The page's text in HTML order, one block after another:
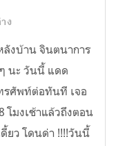
ง
ลังบ้าน จินตนาการ
นะ วันนี้ แดด
รศัพท์ต่อทันที เจอ
โมงเช้าแล้วถึงตอน
ยว โดนด่า !!!!วันนี้